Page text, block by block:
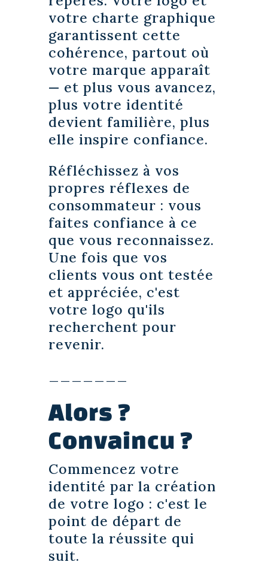
votre charte graphique
garantissent cette
cohérence, partout où
votre marque apparaît
— et plus vous avancez,
plus votre identité
devient familière, plus
elle inspire confiance.
Réfléchissez à vos
propres réflexes de
consommateur : vous
faites confiance à ce
que vous reconnaissez.
Une fois que vos
clients vous ont testée
et appréciée, c'est
votre logo qu'ils
recherchent pour
revenir.
Alors ?
Convaincu ?
Commencez votre
identité par la création
de votre logo : c'est le
point de départ de
toute la réussite qui
suit.